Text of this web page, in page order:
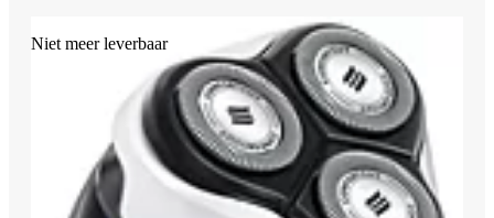
Niet meer leverbaar